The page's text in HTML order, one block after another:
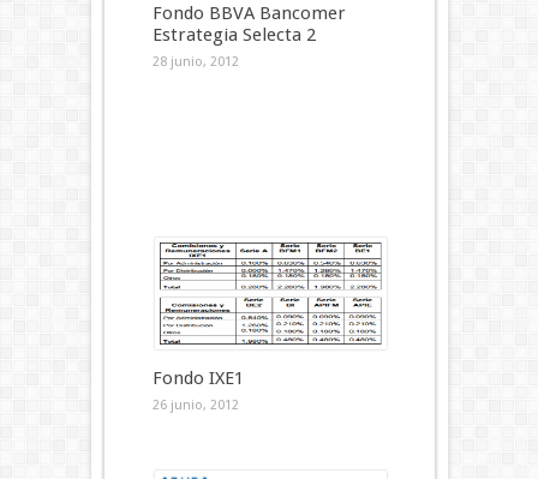
Fondo BBVA Bancomer
Estrategia Selecta 2
28 junio, 2012
Fondo IXE1
26 junio, 2012